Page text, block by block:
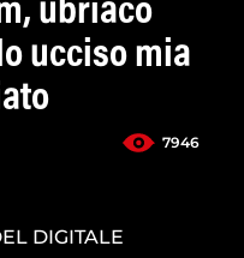
ubriaco
ucciso mia
7946
DIGITALE